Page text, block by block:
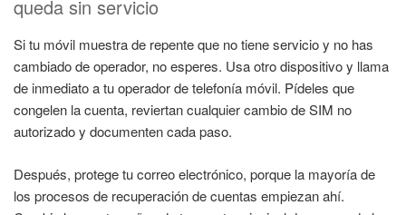
queda sin servicio
Si tu móvil muestra de repente que no tiene servicio y no has
cambiado de operador, no esperes. Usa otro dispositivo y llama
de inmediato a tu operador de telefonía móvil. Pídeles que
congelen la cuenta, reviertan cualquier cambio de SIM no
autorizado y documenten cada paso.
Después, protege tu correo electrónico, porque la mayoría de
los procesos de recuperación de cuentas empiezan ahí.